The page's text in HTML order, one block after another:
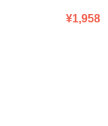
¥1,958